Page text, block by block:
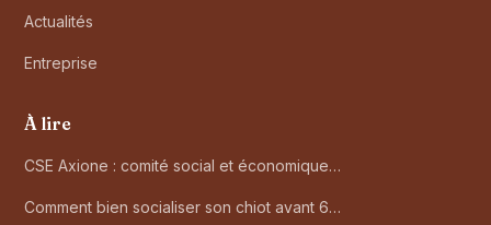
Actualités
Entreprise
À lire
CSE Axione : comité social et économique…
Comment bien socialiser son chiot avant 6…